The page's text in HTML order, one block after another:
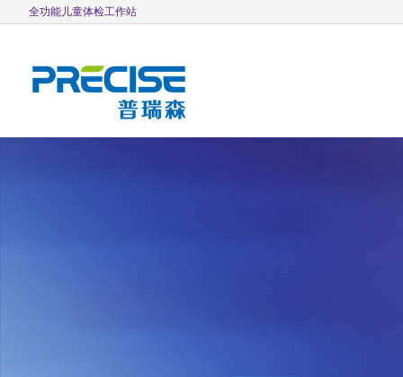
全功能儿童体检工作站